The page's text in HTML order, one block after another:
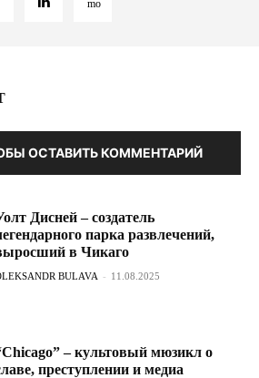
ОСТАВИТЬ КОММЕНТАРИЙ
Дисней – создатель
парка развлечений,
в Чикаго
BULAVA - 11.08.2025
– культовый мюзикл о
преступлении и медиа